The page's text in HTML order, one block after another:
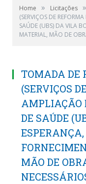
Home » Licitações »
(SERVIÇOS DE
SAÚDE (UBS) DA VILA
MATERIAL, MÃO DE
TOMADA DE
(SERVIÇOS
AMPLIAÇÃO
DE SAÚDE
MÃO DE